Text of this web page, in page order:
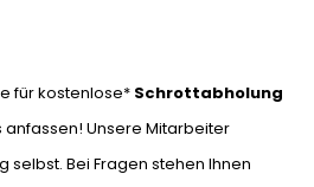
für kostenlose* Schrottabholung
anfassen! Unsere Mitarbeiter
Bei Fragen stehen Ihnen